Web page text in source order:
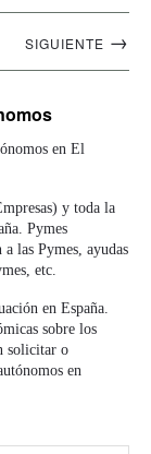
SIGUIENTE →
en El
y toda la
Pymes
las Pymes, ayudas
etc.
en España.
sobre los
solicitar o
en